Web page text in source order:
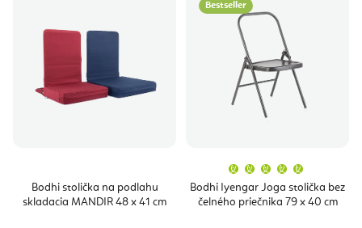
Bodhi stolička na podlahu
skladacia MANDIR 48 x 41 cm
Bestseller
Bodhi Iyengar Joga stolička bez
čelného priečnika 79 x 40 cm
produktu
je
5,0